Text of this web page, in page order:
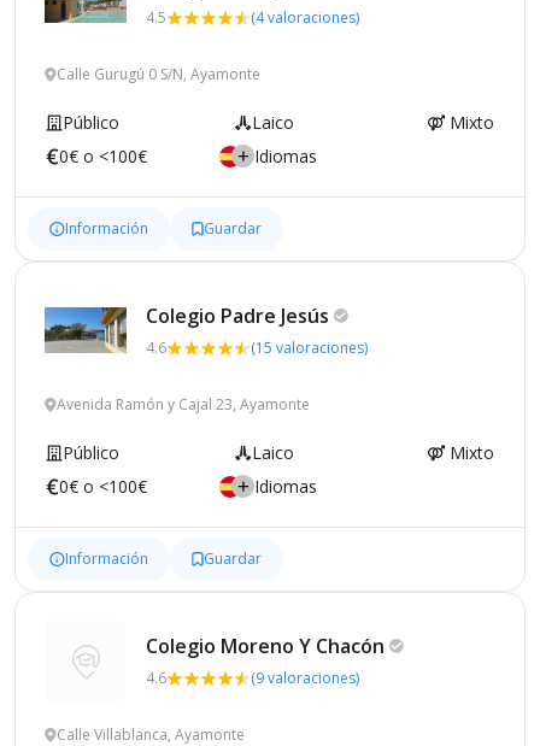
4.5 (4 valoraciones)
Calle Gurugú 0 S/N, Ayamonte
Público Laico
Mixto
0€ o <100€
Idiomas
Información Guardar
Colegio Padre Jesús
4.6 (15 valoraciones)
Avenida Ramón y Cajal 23, Ayamonte
Público Laico
Mixto
0€ o <100€
Idiomas
Información Guardar
Colegio Moreno Y Chacón
4.6 (9 valoraciones)
Calle Villablanca, Ayamonte